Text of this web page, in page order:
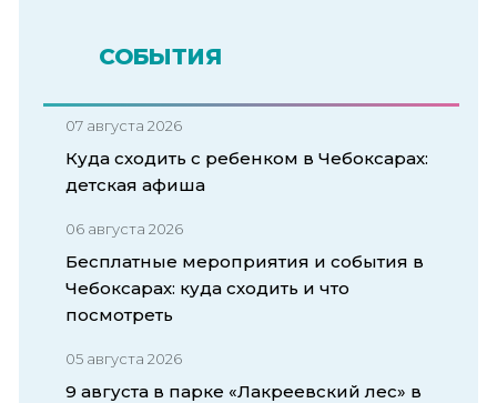
СОБЫТИЯ
07 августа 2026
Куда сходить с ребенком в Чебоксарах:
детская афиша
06 августа 2026
Бесплатные мероприятия и события в
Чебоксарах: куда сходить и что
посмотреть
05 августа 2026
9 августа в парке «Лакреевский лес» в